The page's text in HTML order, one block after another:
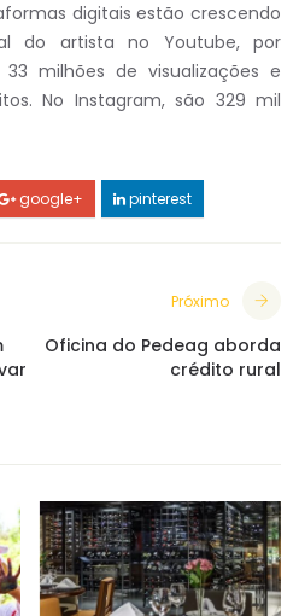
digitais estão crescendo
do artista no Youtube, por
milhões de visualizações e
No Instagram, são 329 mil
google+ pinterest
Próximo
Oficina do Pedeag aborda
crédito rural